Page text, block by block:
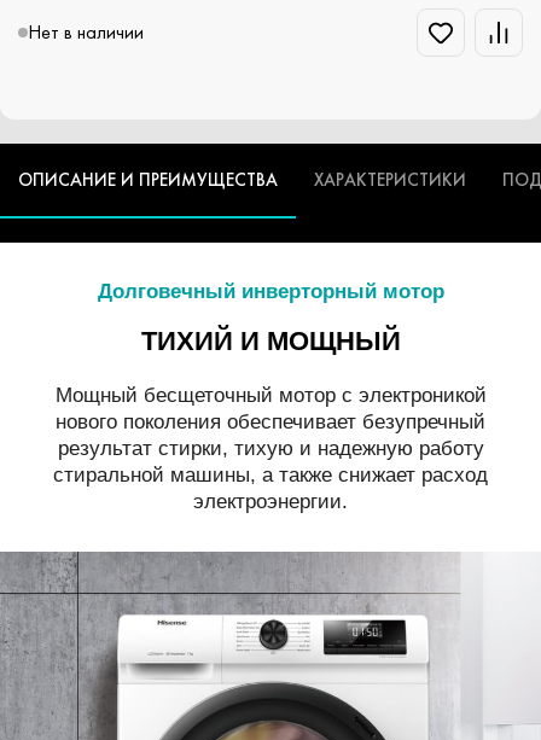
Нет в наличии
ОПИСАНИЕ И ПРЕИМУЩЕСТВА ХАРАКТЕРИСТИКИ
Долговечный инверторный мотор
ТИХИЙ И МОЩНЫЙ
Мощный бесщеточный мотор с электроникой
нового поколения обеспечивает безупречный
результат стирки, тихую и надежную работу
стиральной машины, а также снижает расход
электроэнергии.